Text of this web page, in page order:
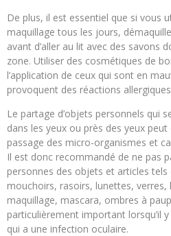
De plus, il est essentiel que si vous
maquillage tous les jours,
avant d’aller au lit avec des savons
zone. Utiliser des cosmétiques de
l’application de ceux qui sont en
provoquent des réactions
Le partage d’objets personnels qui
dans les yeux ou près des yeux
passage des micro-organismes et
Il est donc recommandé de ne pas
personnes des objets et articles
mouchoirs, rasoirs, lunettes, verres,
maquillage, mascara, ombres à
particulièrement important lorsqu’il
qui a une infection oculaire.